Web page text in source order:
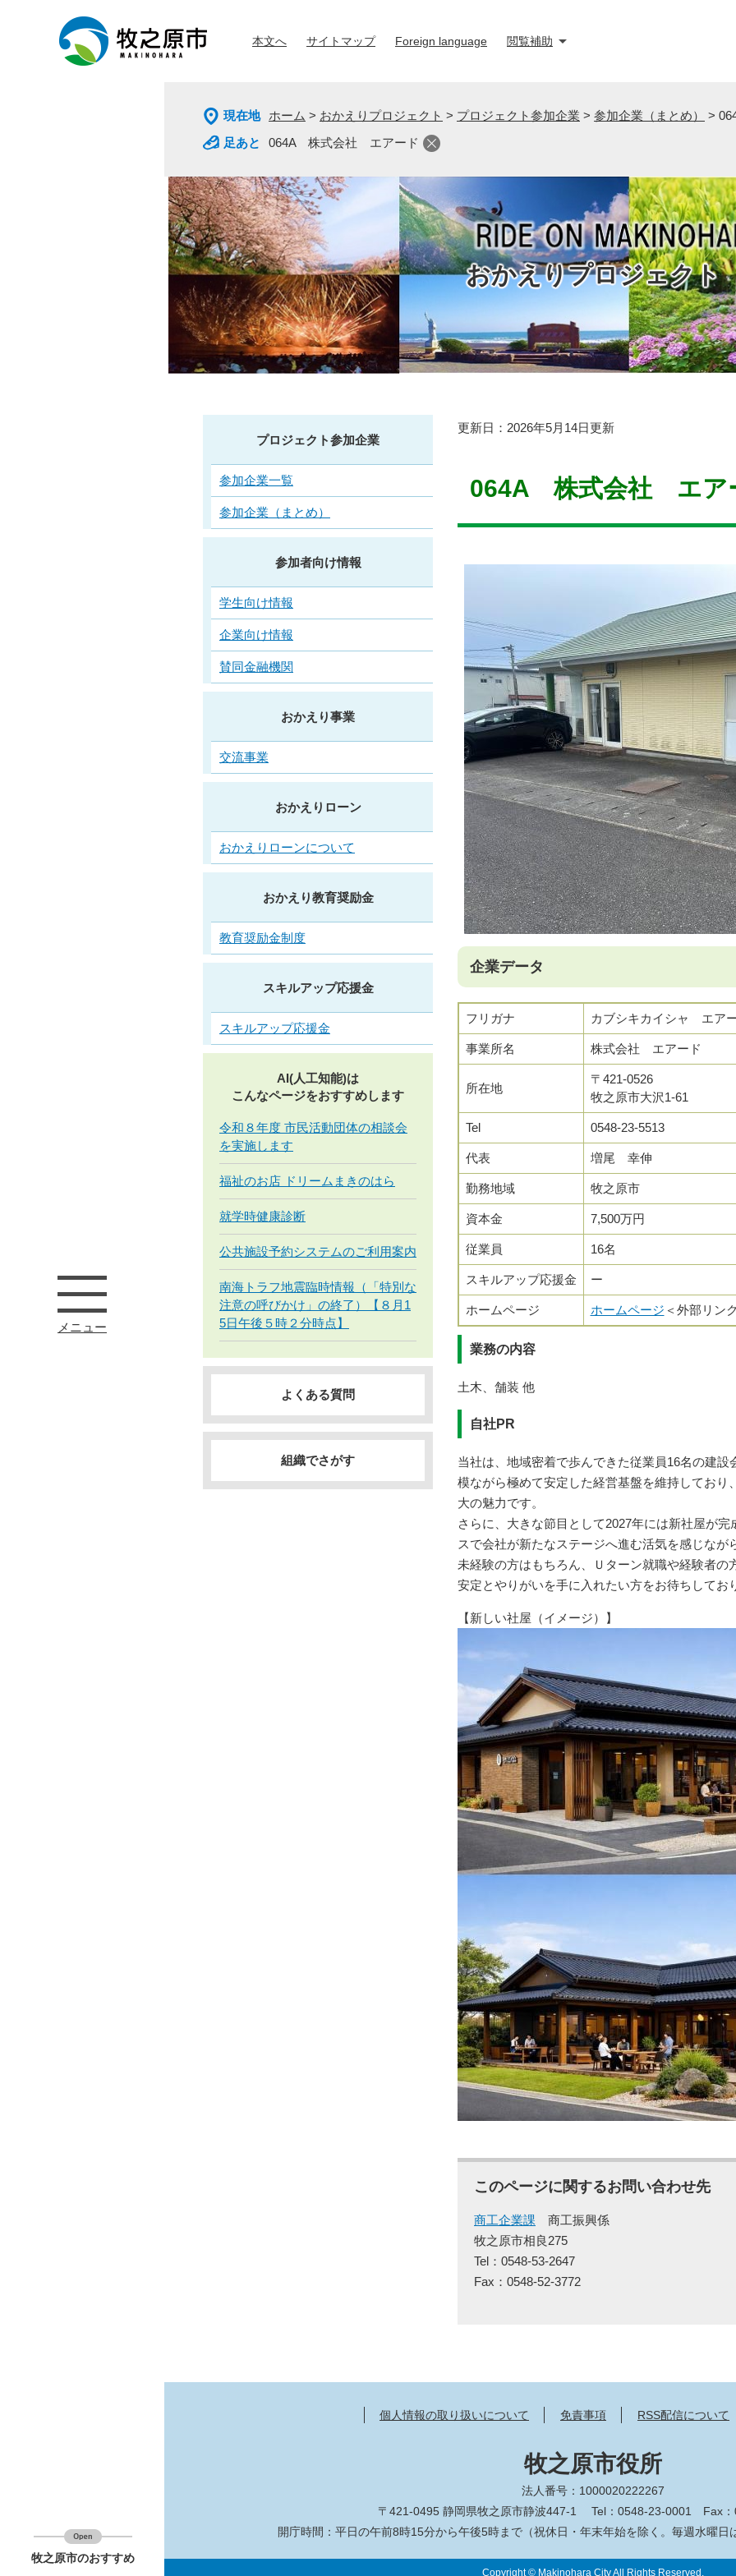
ー
ジ
の
ニ
ュ
ー
文
へ
本文へ サイトマップ Foreign language 閲覧補助
メニュー
現在地 ホーム > おかえりプロジェクト > プロジェクト参加企業 > 参加企業（まとめ） >
064A 株式会社 エアード
おかえりプロジェクト
本
更新日：2026年5月14日更新
064A 株式会社 エア
企業データ
フリガナ カブシキカイシャ エア
事業所名 株式会社 エアード
所在地
〒421-0526
牧之原市大沢1-61
Tel 0548-23-5513
代表 増尾 幸伸
勤務地域 牧之原市
資本金 7,500万円
従業員 16名
スキルアップ応援金 ー
ホームページ ホームページ ＜外部リン
業務の内容
土木、舗装 他
自社PR
当社は、地域密着で歩んできた従業員16名の建
模ながら極めて安定した経営基盤を維持してお
大の魅力です。
さらに、大きな節目として2027年には新社屋が
スで会社が新たなステージへ進む活気を感じなが
未経験の方はもちろん、Ｕターン就職や経験者
安定とやりがいを手に入れたい方をお待ちしてお
【新しい社屋（イメージ）】
このページに関するお問い合わせ先
商工企業課
商工振興係
牧之原市相良275
Tel：0548-53-2647
Fax：0548-52-3772
プロジェクト参加企業
参加企業一覧
参加企業（まとめ）
参加者向け情報
学生向け情報
企業向け情報
賛同金融機関
おかえり事業
交流事業
おかえりローン
おかえりローンについて
おかえり教育奨励金
教育奨励金制度
スキルアップ応援金
スキルアップ応援金
AI(人工知能)は
こんなページをおすすめします
令和８年度 市民活動団体の相談会
を実施します
福祉のお店 ドリームまきのはら
就学時健康診断
公共施設予約システムのご利用案内
南海トラフ地震臨時情報（「特別な
注意の呼びかけ」の終了）【８月1
5日午後５時２分時点】
よくある質問
組織でさがす
個人情報の取り扱いについて 免責事項 RSS配信について
牧之原市役所
法人番号：1000020222267
〒421-0495 静岡県牧之原市静波447-1
Tel：0548-23-0001
Fax
開庁時間：平日の午前8時15分から午後5時まで（祝休日・年末年始を除く。毎週水曜
牧之原市のおすすめ
Copyright © Makinohara City All Rights Reserved.